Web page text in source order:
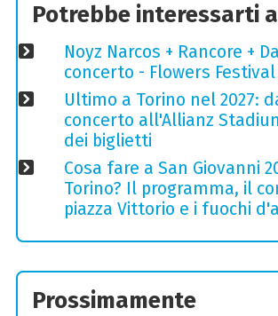
Potrebbe interessarti
Noyz Narcos + Rancore +
concerto - Flowers Festival
Ultimo a Torino nel 2027:
concerto all'Allianz
dei biglietti
Cosa fare a San Giovanni
Torino? Il programma, il
piazza Vittorio e i fuochi
Prossimamente